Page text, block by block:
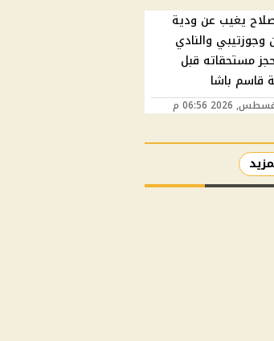
يغيب عن ودية
وجوزتيبي والنادي
مستحقاته قبل
قاسم باشا